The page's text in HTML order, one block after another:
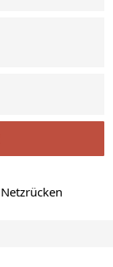
Netzrücken